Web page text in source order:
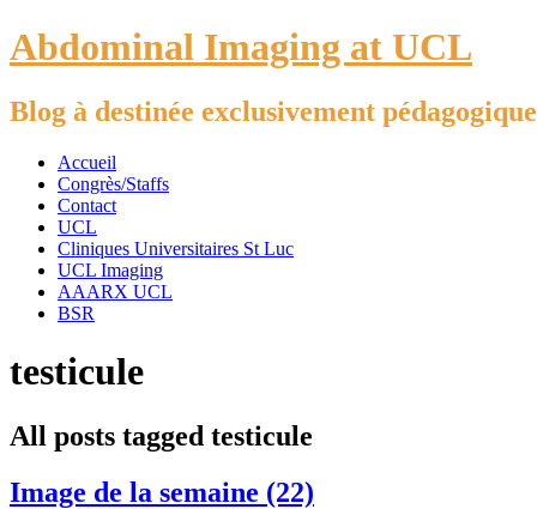
Abdominal Imaging at UCL
Blog à destinée exclusivement pédagogique
Accueil
Congrès/Staffs
Contact
UCL
Cliniques Universitaires St Luc
UCL Imaging
AAARX UCL
BSR
testicule
All posts tagged testicule
Image de la semaine (22)